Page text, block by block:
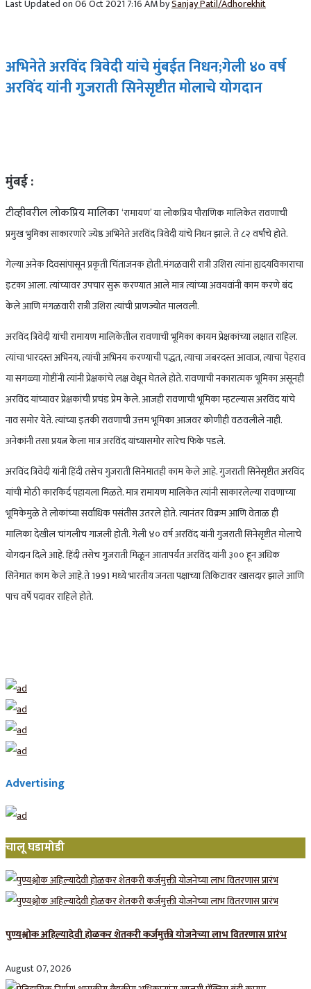
Last Updated on 06 Oct 2021 7:16 AM bySanjay Patil/Adhorekhit
अभिनेते अरविंद त्रिवेदी यांचे मुंबईत निधन;गेली ४० वर्ष
अरविंद यांनी गुजराती सिनेसृष्टीत मोलाचे योगदान
मुंबई :
टीव्हीवरील लोकप्रिय मालिका‘रामायण’ या लोकप्रिय पौराणिक मालिकेत रावणाची
प्रमुख भुमिका साकारणारे ज्येष्ठ अभिनेते अरविंद त्रिवेदी यांचे निधन झाले. ते ८२ वर्षांचे होते.
गेल्या अनेक दिवसांपासून प्रकृती चिंताजनक होती.मंगळवारी रात्री उशिरा त्यांना ह्यदयविकाराचा
इटका आला. त्यांच्यावर उपचार सुरू करण्यात आले मात्र त्यांच्या अवयवांनी काम करणे बंद
केले आणि मंगळवारी रात्री उशिरा त्यांची प्राणज्योत मालवली.
अरविंद त्रिवेदी यांची रामायण मालिकेतील रावणाची भूमिका कायम प्रेक्षकांच्या लक्षात राहिल.
त्यांचा भारदस्त अभिनय, त्यांची अभिनय करण्याची पद्धत, त्याचा जबरदस्त आवाज, त्याचा पेहराव
या सगळ्या गोष्टींनी त्यांनी प्रेक्षकांचे लक्ष वेधून घेतले होते. रावणाची नकारात्मक भूमिका असूनही
अरविंद यांच्यावर प्रेक्षकांची प्रचंड प्रेम केले. आजही रावणाची भूमिका म्हटल्यास अरविंद यांचे
नाव समोर येते. त्यांच्या इतकी रावणाची उत्तम भूमिका आजवर कोणीही वठवलीले नाही.
अनेकांनी तसा प्रयत्न केला मात्र अरविंद यांच्यासमोर सारेच फिके पडले.
अरविंद त्रिवेदी यांनी हिंदी तसेच गुजराती सिनेमातही काम केले आहे. गुजराती सिनेसृष्टीत अरविंद
यांची मोठी कारकिर्द पहायला मिळते. मात्र रामायण मालिकेत त्यांनी साकारलेल्या रावणाच्या
भूमिकेमुळे ते लोकांच्या सर्वाधिक पसंतीस उतरले होते. त्यानंतर विक्रम आणि वेताळ ही
मालिका देखील चांगलीच गाजली होती. गेली ४० वर्ष अरविंद यांनी गुजराती सिनेसृष्टीत मोलाचे
योगदान दिले आहे. हिंदी तसेच गुजराती मिळून आतापर्यंत अरविंद यांनी ३०० हून अधिक
सिनेमात काम केले आहे.ते 1991 मध्ये भारतीय जनता पक्षाच्या तिकिटावर खासदार झाले आणि
पाच वर्षे पदावर राहिले होते.
Advertising
चालू घडामोडी
पुण्यश्लोक अहिल्यादेवी होळकर शेतकरी कर्जमुक्ती योजनेच्या लाभ वितरणास प्रारंभ
August 07, 2026